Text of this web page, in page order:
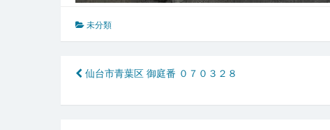
未分類
投
稿
仙台市青葉区 御庭番 ０７０３２８